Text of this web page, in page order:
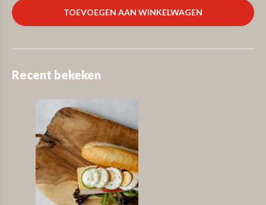
TOEVOEGEN AAN WINKELWAGEN
Recent bekeken